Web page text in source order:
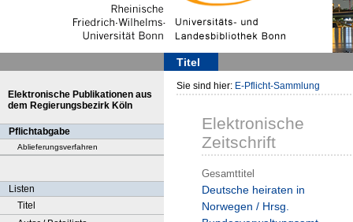
Titel
Elektronische Publikationen aus
dem Regierungsbezirk Köln
Pflichtabgabe
Ablieferungsverfahren
Listen
Titel
Sie sind hier: E-Pflicht-Sammlung
Elektronische
Zeitschrift
Gesamttitel
Deutsche heiraten in
Norwegen / Hrsg.